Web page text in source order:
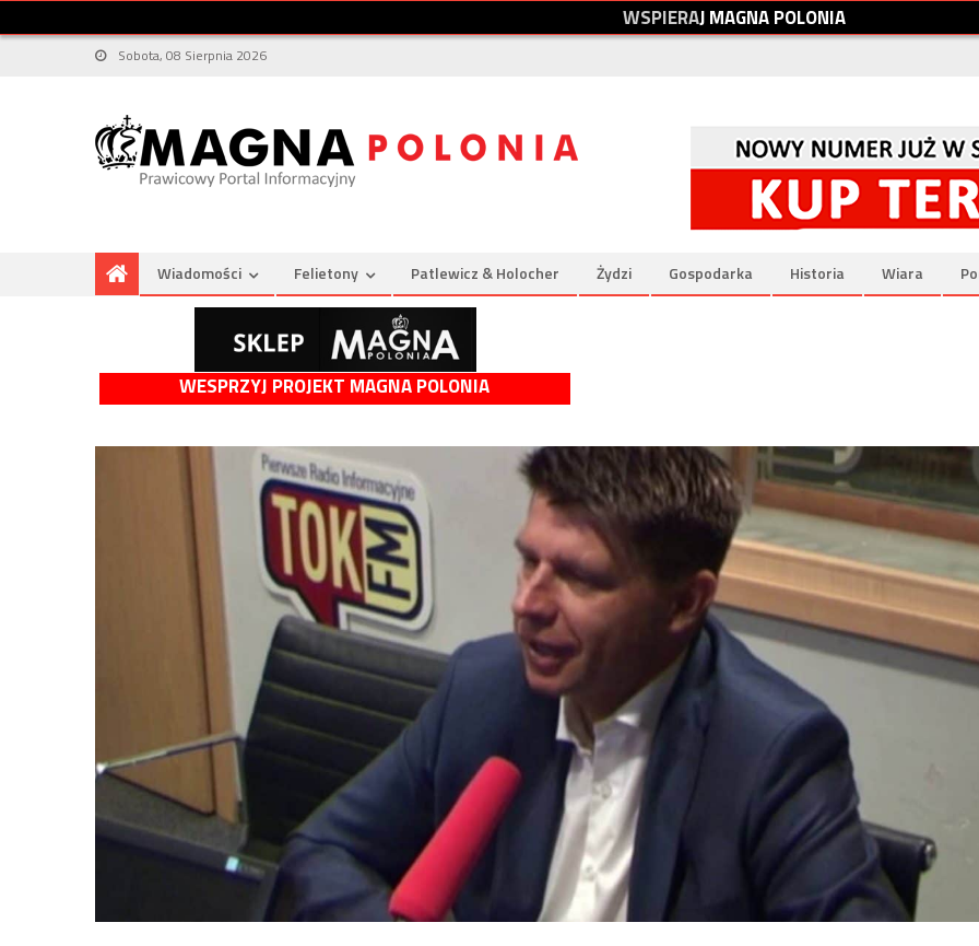
WSPIERAJMAGNAPOLONIA
Sobota, 08 Sierpnia 2026
Wiadomości Felietony Patlewicz & Holocher Żydzi Gospodarka Historia Wiara
WESPRZYJ PROJEKT MAGNA POLONIA